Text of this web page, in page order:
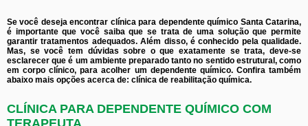
Se você deseja encontrar clínica para dependente químico Santa Catarina,
é importante que você saiba que se trata de uma solução que permite
garantir tratamentos adequados. Além disso, é conhecido pela qualidade.
Mas, se você tem dúvidas sobre o que exatamente se trata, deve-se
esclarecer que é um ambiente preparado tanto no sentido estrutural, como
em corpo clínico, para acolher um dependente químico. Confira também
abaixo mais opções acerca de: clínica de reabilitação química.
CLÍNICA PARA DEPENDENTE QUÍMICO COM
TERAPEUTA